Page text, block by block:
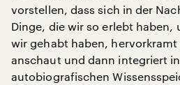
vorstellen, dass sich in der
Dinge, die wir so erlebt haben,
wir gehabt haben,
anschaut und dann integriert
autobiografischen